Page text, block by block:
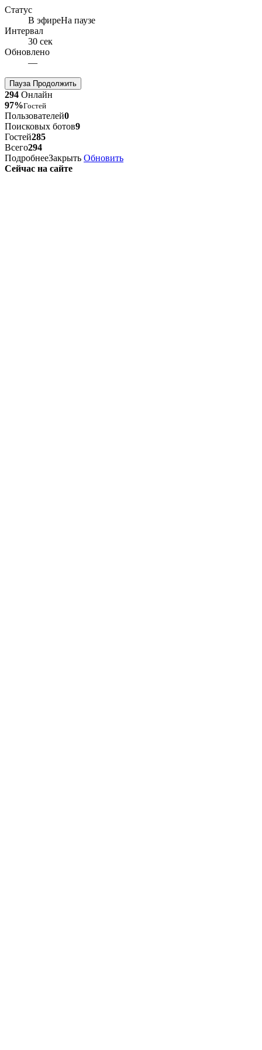
Статус
В эфиреНа паузе
Интервал
30 сек
Обновлено
—
ПаузаПродолжить
294 Онлайн
97%Гостей
Пользователей0
Поисковых ботов9
Гостей285
Всего294
ПодробнееЗакрыть Обновить
Сейчас на сайте